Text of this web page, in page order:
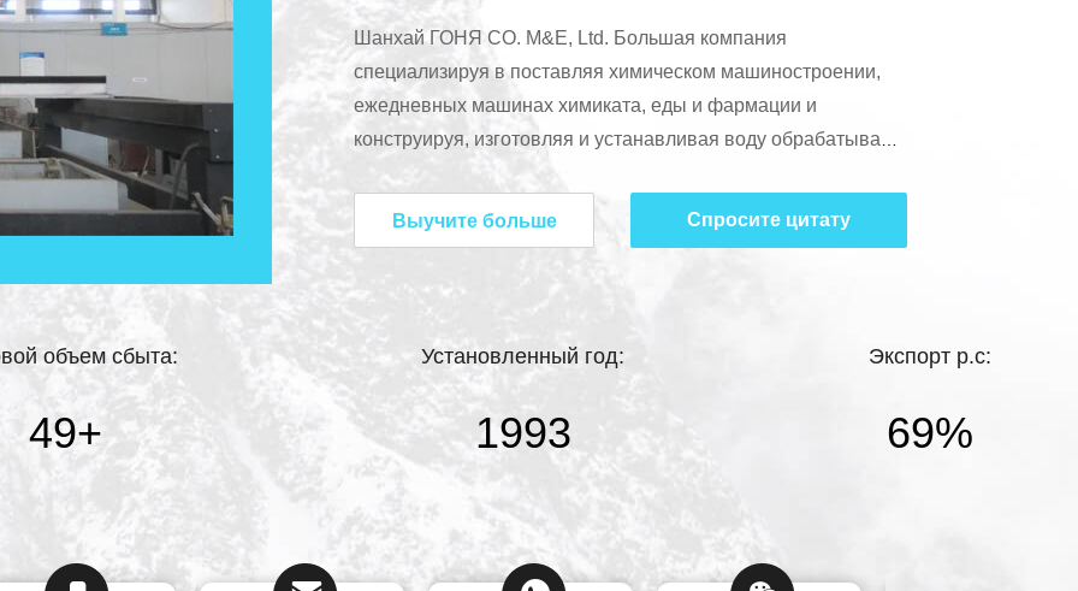
Шанхай ГОНЯ CO. M&E, Ltd. Большая компания
специализируя в поставляя химическом машиностроении,
ежедневных машинах химиката, еды и фармации и
конструируя, изготовляя и устанавливая воду обрабатывая
машины. Мы снабжаем строго согласно стандарту ISO9001.
craftworks.Мы принимаем «направлять
превращаться путем встреча встречи потребности ...
Выучите больше Спросите цитату
объем сбыта:
50+
Установленный год:
1995
Экспорт p.c:
70%